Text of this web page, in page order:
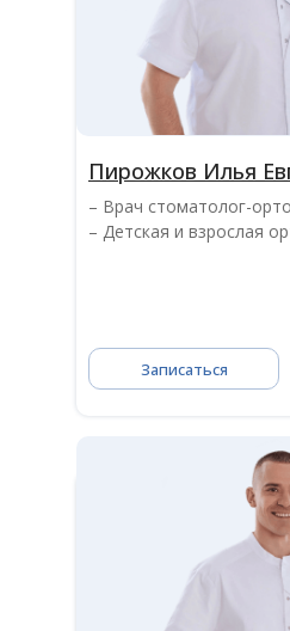
Пирожков Илья
– Врач стоматолог-
– Детская и взрослая
Записаться